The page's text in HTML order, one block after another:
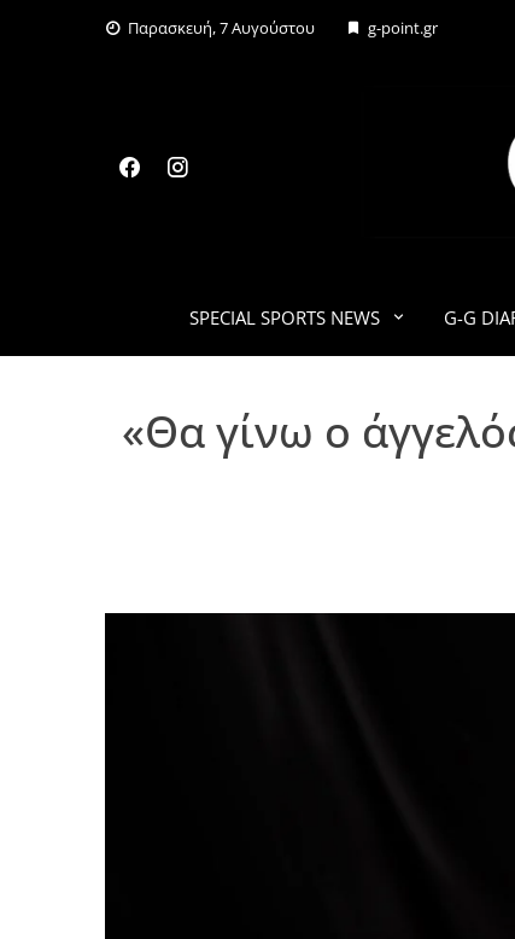
Παρασκευή, 7 Αυγούστου g-point.gr
SPECIAL SPORTS NEWS G-G
«Θα γίνω ο